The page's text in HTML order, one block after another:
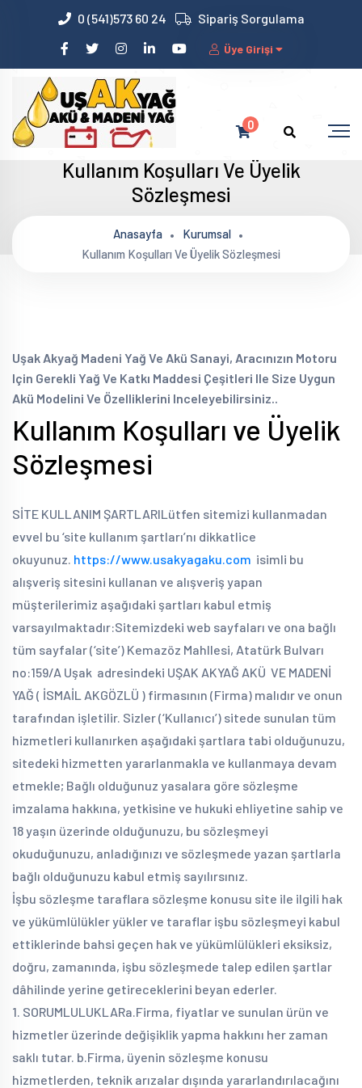
0 (541)573 60 24 Sipariş Sorgulama
Üye Girişi
0
Kullanım Koşulları Ve Üyelik
Sözleşmesi
Anasayfa
Kurumsal
Kullanım Koşulları Ve Üyelik Sözleşmesi
Uşak Akyağ Madeni Yağ Ve Akü Sanayi, Aracınızın Motoru
Için Gerekli Yağ Ve Katkı Maddesi Çeşitleri Ile Size Uygun
Akü Modelini Ve Özelliklerini Inceleyebilirsiniz..
Kullanım Koşulları ve Üyelik
Sözleşmesi
SİTE KULLANIM ŞARTLARILütfen sitemizi kullanmadan
evvel bu ‘site kullanım şartları’nı dikkatlice
okuyunuz. https://www.usakyagaku.com isimli bu
alışveriş sitesini kullanan ve alışveriş yapan
müşterilerimiz aşağıdaki şartları kabul etmiş
varsayılmaktadır:Sitemizdeki web sayfaları ve ona bağlı
tüm sayfalar (‘site’) Kemazöz Mahllesi, Atatürk Bulvarı
no:159/A Uşak adresindeki UŞAK AKYAĞ AKÜ VE MADENİ
YAĞ ( İSMAİL AKGÖZLÜ ) firmasının (Firma) malıdır ve onun
tarafından işletilir. Sizler (‘Kullanıcı’) sitede sunulan tüm
hizmetleri kullanırken aşağıdaki şartlara tabi olduğunuzu,
sitedeki hizmetten yararlanmakla ve kullanmaya devam
etmekle; Bağlı olduğunuz yasalara göre sözleşme
imzalama hakkına, yetkisine ve hukuki ehliyetine sahip ve
18 yaşın üzerinde olduğunuzu, bu sözleşmeyi
okuduğunuzu, anladığınızı ve sözleşmede yazan şartlarla
bağlı olduğunuzu kabul etmiş sayılırsınız.
İşbu sözleşme taraflara sözleşme konusu site ile ilgili hak
ve yükümlülükler yükler ve taraflar işbu sözleşmeyi kabul
ettiklerinde bahsi geçen hak ve yükümlülükleri eksiksiz,
doğru, zamanında, işbu sözleşmede talep edilen şartlar
dâhilinde yerine getireceklerini beyan ederler.
1. SORUMLULUKLARa.Firma, fiyatlar ve sunulan ürün ve
hizmetler üzerinde değişiklik yapma hakkını her zaman
saklı tutar. b.Firma, üyenin sözleşme konusu
hizmetlerden, teknik arızalar dışında yararlandırılacağını